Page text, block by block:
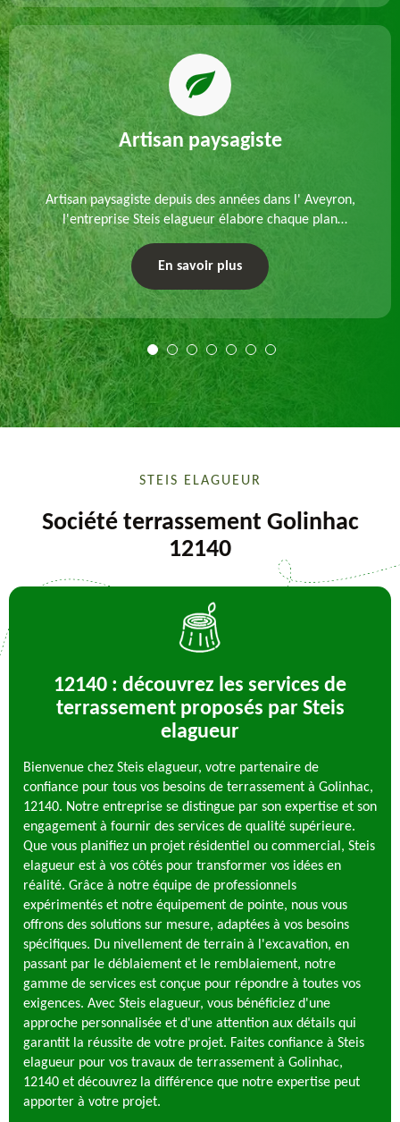
Artisan paysagiste
Artisan paysagiste depuis des années dans l' Aveyron,
l'entreprise Steis elagueur élabore chaque plan
d'aménagement paysager et exécute les travaux
afférents. Devis gratuit et sur mesure.
En savoir plus
STEIS ELAGUEUR
Société terrassement Golinhac
12140
12140 : découvrez les services de
terrassement proposés par Steis
elagueur
Bienvenue chez Steis elagueur, votre partenaire de
confiance pour tous vos besoins de terrassement à Golinhac,
12140. Notre entreprise se distingue par son expertise et son
engagement à fournir des services de qualité supérieure.
Que vous planifiez un projet résidentiel ou commercial, Steis
elagueur est à vos côtés pour transformer vos idées en
réalité. Grâce à notre équipe de professionnels
expérimentés et notre équipement de pointe, nous vous
offrons des solutions sur mesure, adaptées à vos besoins
spécifiques. Du nivellement de terrain à l'excavation, en
passant par le déblaiement et le remblaiement, notre
gamme de services est conçue pour répondre à toutes vos
exigences. Avec Steis elagueur, vous bénéficiez d'une
approche personnalisée et d'une attention aux détails qui
garantit la réussite de votre projet. Faites confiance à Steis
elagueur pour vos travaux de terrassement à Golinhac,
12140 et découvrez la différence que notre expertise peut
apporter à votre projet.